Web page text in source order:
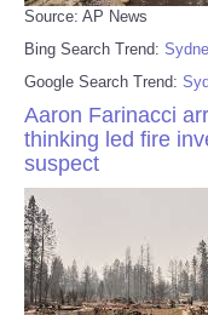
Source: AP News
Bing Search Trend:
Google Search Trend:
Aaron Farinacci
thinking led fire
suspect